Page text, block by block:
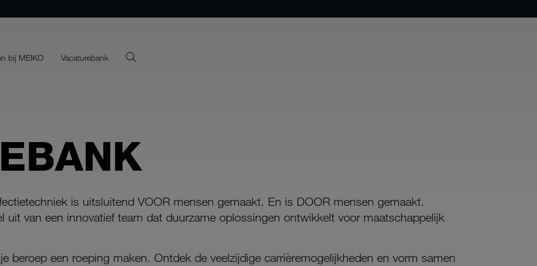
bij MEIKO Vacaturebank
is uitsluitend VOOR mensen gemaakt. En is DOOR mensen gemaakt.
uit van een innovatief team dat duurzame oplossingen ontwikkelt voor maatschappelijk
beroep een roeping maken. Ontdek de veelzijdige carrièremogelijkheden en vorm samen